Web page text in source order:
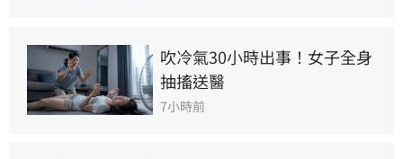
吹冷氣30小時出事！女子全身
抽搐送醫
7小時前